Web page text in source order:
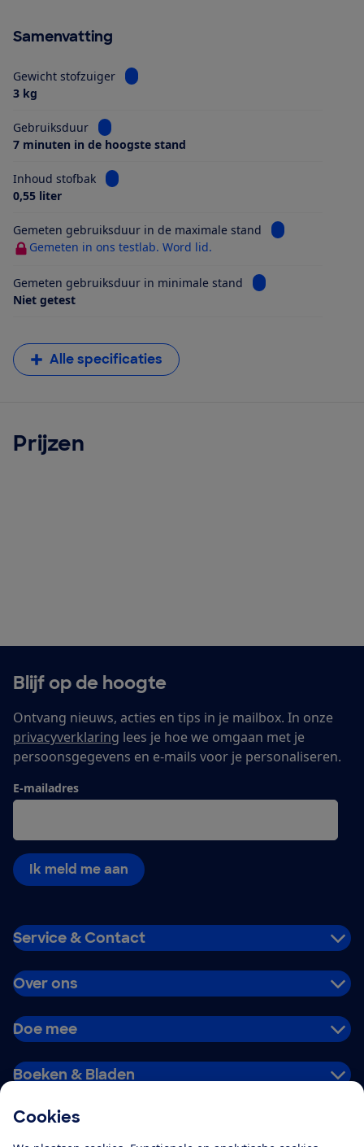
Cookies
Samenvatting
Gewicht stofzuiger
Bekijk informatie voor Gewicht stofzuiger
3 kg
Gebruiksduur
Bekijk informatie voor Gebruiksduur
7 minuten in de hoogste stand
Inhoud stofbak
Bekijk informatie voor Inhoud stofbak
0,55 liter
Gemeten gebruiksduur in de maximale stand
Bekijk
Gemeten in ons testlab. Word lid.
Gemeten gebruiksduur in minimale stand
Bekijk informatie
Niet getest
Alle specificaties
Prijzen
Blijf op de hoogte
Ontvang nieuws, acties en tips in je mailbox. In onze
privacyverklaring lees je hoe we omgaan met je
persoonsgegevens en e-mails voor je personaliseren.
E-mailadres
Ik meld me aan
Service & Contact
Over ons
Doe mee
Boeken & Bladen